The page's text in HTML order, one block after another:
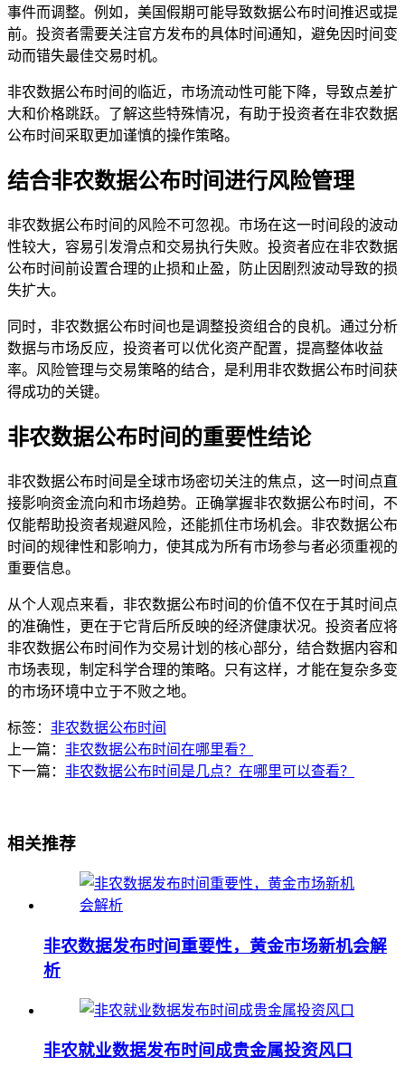
事件而调整。例如，美国假期可能导致数据公布时间推迟或提
前。投资者需要关注官方发布的具体时间通知，避免因时间变
动而错失最佳交易时机。
非农数据公布时间的临近，市场流动性可能下降，导致点差扩
大和价格跳跃。了解这些特殊情况，有助于投资者在非农数据
公布时间采取更加谨慎的操作策略。
结合非农数据公布时间进行风险管理
非农数据公布时间的风险不可忽视。市场在这一时间段的波动
性较大，容易引发滑点和交易执行失败。投资者应在非农数据
公布时间前设置合理的止损和止盈，防止因剧烈波动导致的损
失扩大。
同时，非农数据公布时间也是调整投资组合的良机。通过分析
数据与市场反应，投资者可以优化资产配置，提高整体收益
率。风险管理与交易策略的结合，是利用非农数据公布时间获
得成功的关键。
非农数据公布时间的重要性结论
非农数据公布时间是全球市场密切关注的焦点，这一时间点直
接影响资金流向和市场趋势。正确掌握非农数据公布时间，不
仅能帮助投资者规避风险，还能抓住市场机会。非农数据公布
时间的规律性和影响力，使其成为所有市场参与者必须重视的
重要信息。
从个人观点来看，非农数据公布时间的价值不仅在于其时间点
的准确性，更在于它背后所反映的经济健康状况。投资者应将
非农数据公布时间作为交易计划的核心部分，结合数据内容和
市场表现，制定科学合理的策略。只有这样，才能在复杂多变
的市场环境中立于不败之地。
标签： 非农数据公布时间
上一篇： 非农数据公布时间在哪里看？
下一篇： 非农数据公布时间是几点？在哪里可以查看？
相关推荐
非农数据发布时间重要性，黄金市场新机会解
析
非农就业数据发布时间成贵金属投资风口